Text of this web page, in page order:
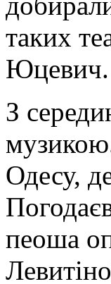
таких
Юцевич.
З
Одесу,
пеоша